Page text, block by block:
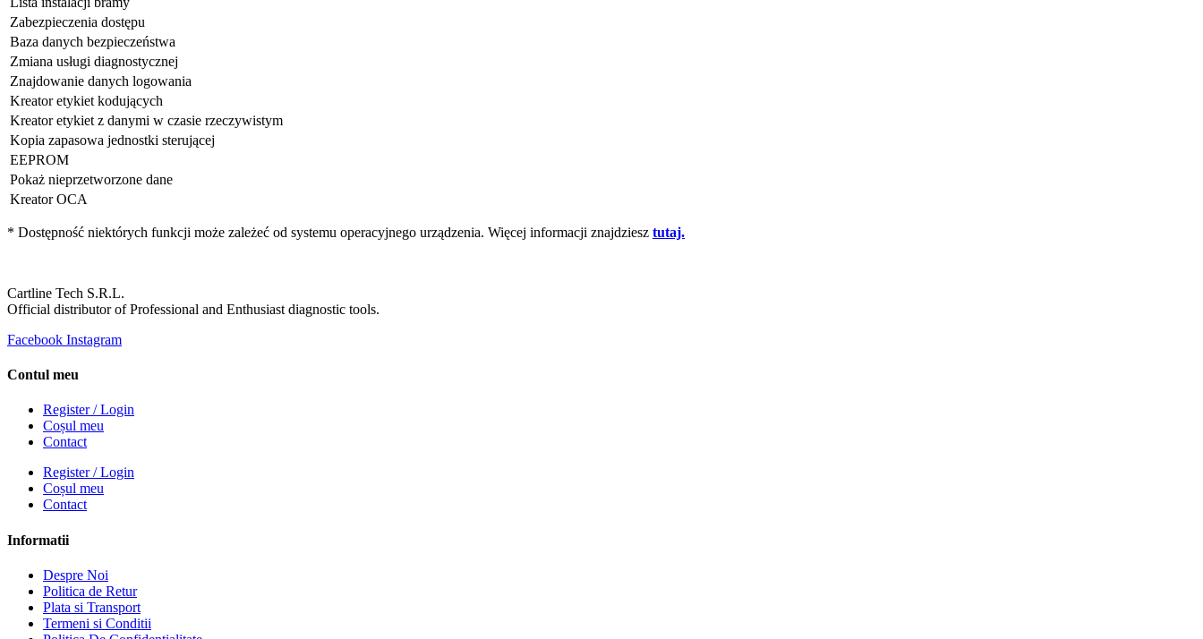
Zabezpieczenia dostępu
Baza danych bezpieczeństwa
Zmiana usługi diagnostycznej
Znajdowanie danych logowania
Kreator etykiet kodujących
Kreator etykiet z danymi w czasie rzeczywistym
Kopia zapasowa jednostki sterującej
EEPROM
Pokaż nieprzetworzone dane
Kreator OCA
* Dostępność niektórych funkcji może zależeć od systemu operacyjnego urządzenia. Więcej informacji znajdziesz tutaj.
Cartline Tech S.R.L.
Official distributor of Professional and Enthusiast diagnostic tools.
Facebook Instagram
Contul meu
Register / Login
Coșul meu
Contact
Register / Login
Coșul meu
Contact
Informatii
Despre Noi
Politica de Retur
Plata si Transport
Termeni si Conditii